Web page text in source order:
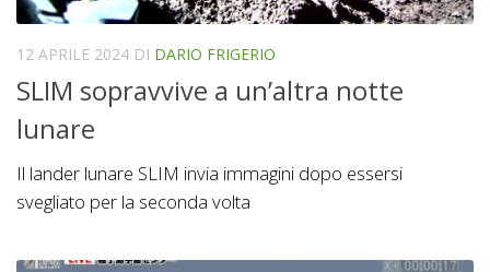
12 APRILE 2024 DI DARIO FRIGERIO
SLIM sopravvive a un’altra notte
lunare
Il lander lunare SLIM invia immagini dopo essersi
svegliato per la seconda volta